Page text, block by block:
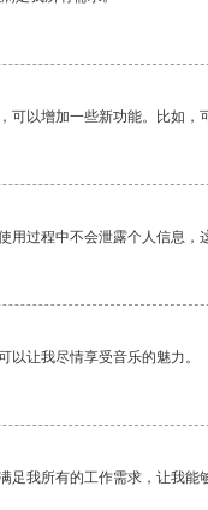
可以增加一些新功能。比如，
用过程中不会泄露个人信息
以让我尽情享受音乐的魅力。
足我所有的工作需求，让我能